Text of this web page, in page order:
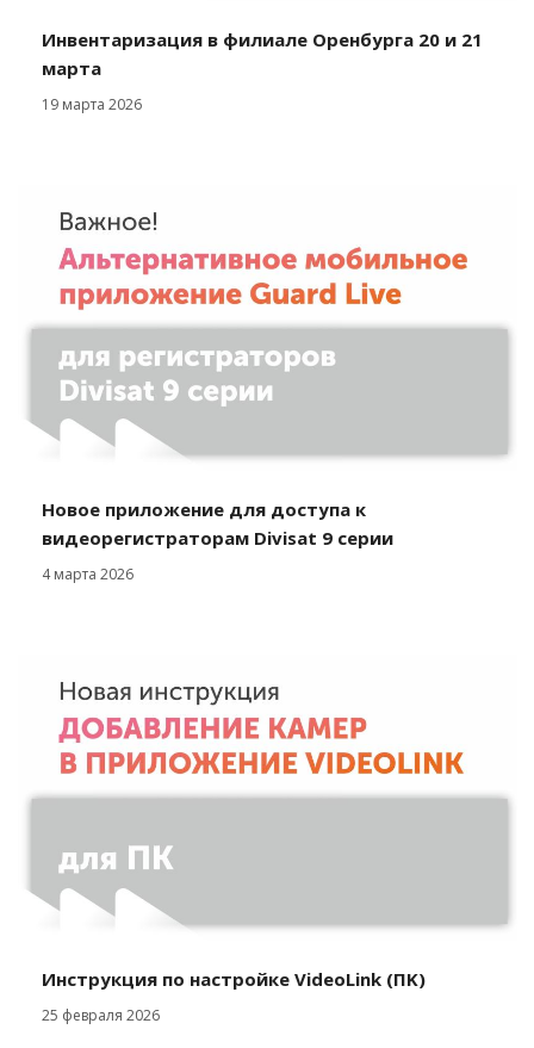
Инвентаризация в филиале Оренбурга 20 и 21
марта
19 марта 2026
Новое приложение для доступа к
видеорегистраторам Divisat 9 серии
4 марта 2026
Инструкция по настройке VideoLink (ΠΚ)
25 февраля 2026